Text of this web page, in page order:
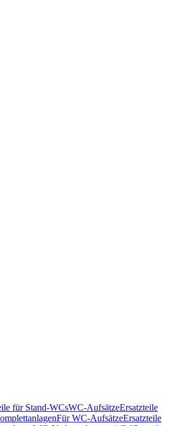
für Stand-WCsWC-AufsätzeErsatzteile
Für WC-AufsätzeErsatzteile